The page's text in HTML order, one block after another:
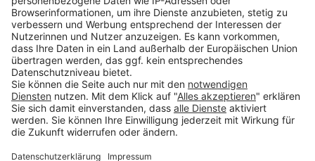
Juli 9, 2021
U-Multirank 2022: Munich Business School
überzeugt in Sachen Internationalität und
weiteren Kategorien
Juni 21, 2022